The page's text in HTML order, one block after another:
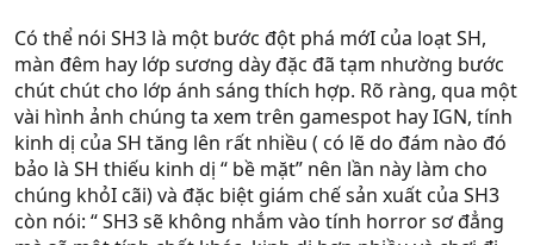
Có thể nói SH3 là một bước đột phá mớI của loạt SH,
màn đêm hay lớp sương dày đặc đã tạm nhường bước
chút chút cho lớp ánh sáng thích hợp. Rõ ràng, qua một
vài hình ảnh chúng ta xem trên gamespot hay IGN, tính
kinh dị của SH tăng lên rất nhiều ( có lẽ do đám nào đó
bảo là SH thiếu kinh dị “ bề mặt” nên lần này làm cho
chúng khỏI cãi) và đặc biệt giám chế sản xuất của SH3
còn nói: “ SH3 sẽ không nhắm vào tính horror sơ đẳng